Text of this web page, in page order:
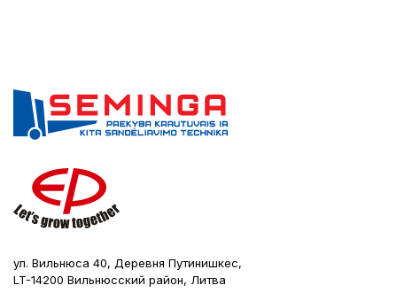
ул. Вильнюса 40, Деревня Путинишкес,
LT-14200 Вильнюсский район, Литва